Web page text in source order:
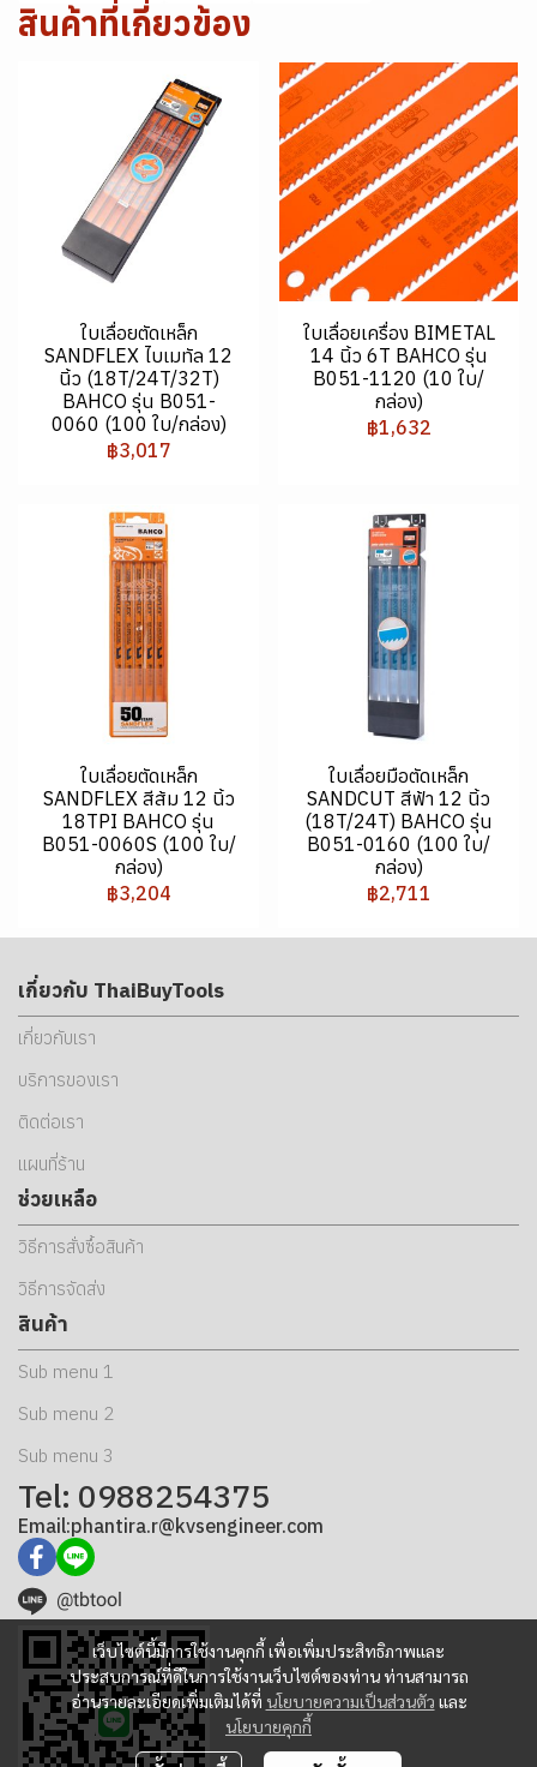
สินค้าที่เกี่ยวข้อง
ใบเลื่อยตัดเหล็ก
SANDFLEX ไบเมทัล 12
นิ้ว (18T/24T/32T)
BAHCO รุ่น B051-
0060 (100 ใบ/กล่อง)
฿3,017
ใบเลื่อยเครื่อง BIMETAL
14 นิ้ว 6T BAHCO รุ่น
B051-1120 (10 ใบ/
กล่อง)
฿1,632
ใบเลื่อยตัดเหล็ก
SANDFLEX สีส้ม 12 นิ้ว
18TPI BAHCO รุ่น
B051-0060S (100 ใบ/
กล่อง)
฿3,204
ใบเลื่อยมือตัดเหล็ก
SANDCUT สีฟ้า 12 นิ้ว
(18T/24T) BAHCO รุ่น
B051-0160 (100 ใบ/
กล่อง)
฿2,711
เว็บไซต์นี้มีการใช้งานคุกกี้ เพื่อเพิ่มประสิทธิภาพและ
ประสบการณ์ที่ดีในการใช้งานเว็บไซต์ของท่าน ท่านสามารถ
อ่านรายละเอียดเพิ่มเติมได้ที่ นโยบายความเป็นส่วนตัว และ
นโยบายคุกกี้
เกี่ยวกับ ThaiBuyTools
เกี่ยวกับเรา
บริการของเรา
ติดต่อเรา
แผนที่ร้าน
ช่วยเหลือ
วิธีการสั่งซื้อสินค้า
วิธีการจัดส่ง
สินค้า
Sub menu 1
Sub menu 2
Sub menu 3
Tel: 0988254375
Email:phantira.r@kvsengineer.com
@tbtool